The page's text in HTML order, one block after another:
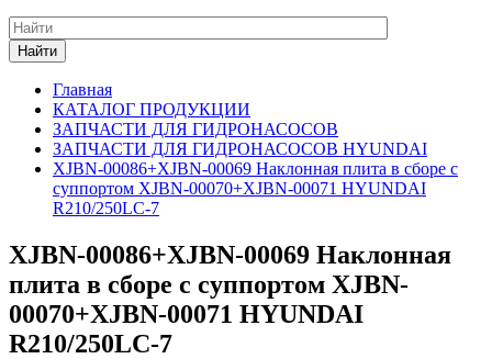
Найти
Главная
КАТАЛОГ ПРОДУКЦИИ
ЗАПЧАСТИ ДЛЯ ГИДРОНАСОСОВ
ЗАПЧАСТИ ДЛЯ ГИДРОНАСОСОВ HYUNDAI
XJBN-00086+XJBN-00069 Наклонная плита в сборе с
суппортом XJBN-00070+XJBN-00071 HYUNDAI
R210/250LC-7
XJBN-00086+XJBN-00069 Наклонная
плита в сборе с суппортом XJBN-
00070+XJBN-00071 HYUNDAI
R210/250LC-7